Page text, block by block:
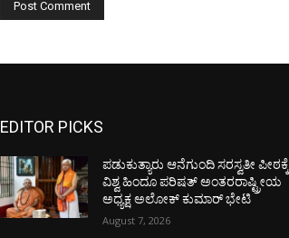
EDITOR PICKS
ಪಡುಕುತ್ಯಾರು ಆನೆಗುಂದಿ ಸರಸ್ವತೀ ಪೀಠಕ್ಕೆ
ವಿಶ್ವ ಹಿಂದೂ ಪರಿಷತ್ ಅಂತರರಾಷ್ಟ್ರೀಯ
ಅಧ್ಯಕ್ಷ ಅಲೋಕ್ ಕುಮಾರ್ ಭೇಟಿ
August 7, 2026